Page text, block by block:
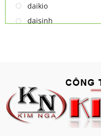
daikio
daisinh
ifan
jatec
jiplai